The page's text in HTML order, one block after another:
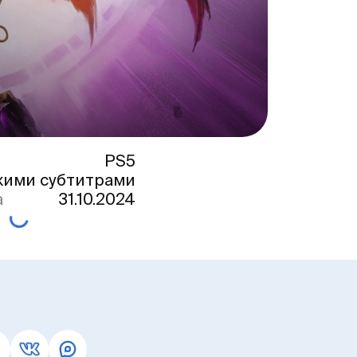
PS5
субтитрами
31.10.2024